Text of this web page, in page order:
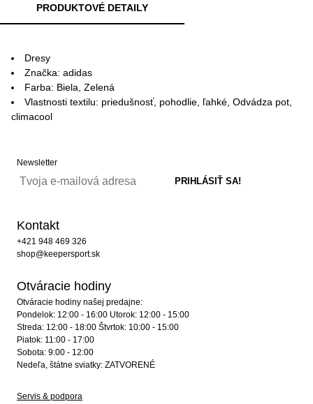
PRODUKTOVÉ DETAILY
Dresy
Značka: adidas
Farba: Biela, Zelená
Vlastnosti textilu: priedušnosť, pohodlie, ľahké, Odvádza pot,
climacool
Newsletter
Kontakt
+421 948 469 326
shop@keepersport.sk
Otváracie hodiny
Otváracie hodiny našej predajne:
Pondelok: 12:00 - 16:00 Utorok: 12:00 - 15:00
Streda: 12:00 - 18:00 Štvrtok: 10:00 - 15:00
Piatok: 11:00 - 17:00
Sobota: 9:00 - 12:00
Nedeľa, štátne sviatky: ZATVORENÉ
Servis & podpora